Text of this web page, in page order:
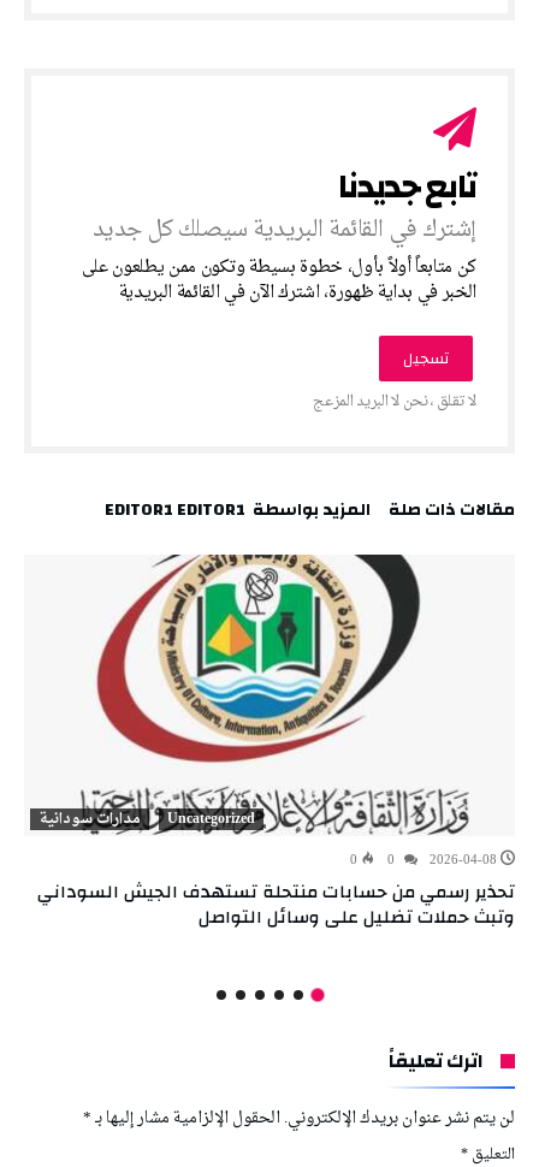
‎كن متابعاً أولاً بأول، خطوة بسيطة وتكون ممن يطلعون على
الخبر في بداية ظهورة، اشترك الآن في القائمة البريدية
‫مقالات ذات صلة‬ ‫‫المزيد بواسطة‬ ‬ EDITOR1 EDITOR1
Uncategorized مدارات سودانية
2026-04-08
0
تحذير رسمي من حسابات منتحلة تستهدف الجيش السوداني
وتبث حملات تضليل على وسائل التواصل
اترك تعليقاً
لن يتم نشر عنوان بريدك الإلكتروني.الحقول الإلزامية مشار إليها بـ*
التعليق*